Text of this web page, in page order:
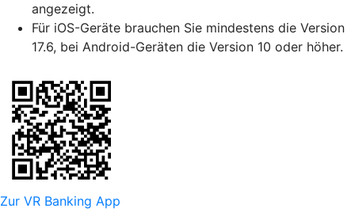
angezeigt.
Für iOS-Geräte brauchen Sie mindestens die Version
17.6, bei Android-Geräten die Version 10 oder höher.
Zur VR Banking App